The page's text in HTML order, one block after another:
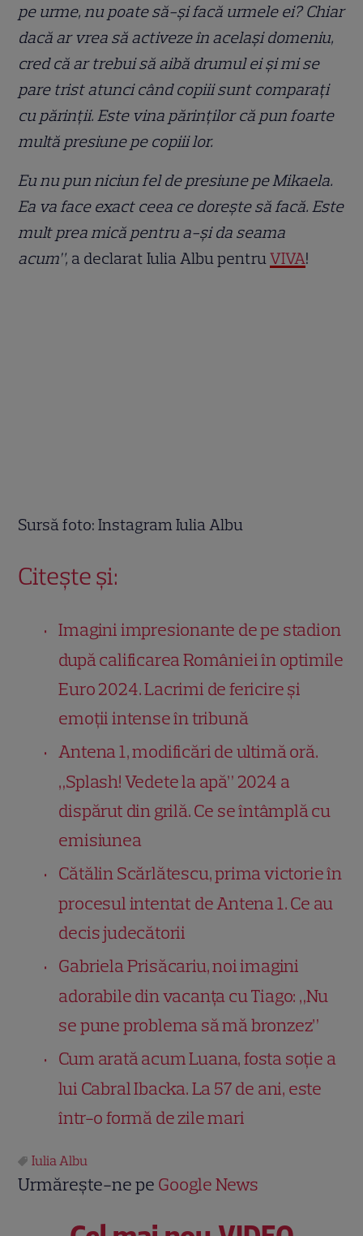
pe urme, nu poate să-și facă urmele ei? Chiar
dacă ar vrea să activeze în același domeniu,
cred că ar trebui să aibă drumul ei și mi se
pare trist atunci când copiii sunt comparați
cu părinții. Este vina părinților că pun foarte
multă presiune pe copiii lor.
Eu nu pun niciun fel de presiune pe Mikaela.
Ea va face exact ceea ce dorește să facă. Este
mult prea mică pentru a-și da seama
acum”, a declarat Iulia Albu pentruVIVA!
Sursă foto: Instagram Iulia Albu
Citește și:
Imagini impresionante de pe stadion
după calificarea României în optimile
Euro 2024. Lacrimi de fericire și
emoții intense în tribună
Antena 1, modificări de ultimă oră.
„Splash! Vedete la apă” 2024 a
dispărut din grilă. Ce se întâmplă cu
emisiunea
Cătălin Scărlătescu, prima victorie în
procesul intentat de Antena 1. Ce au
decis judecătorii
Gabriela Prisăcariu, noi imagini
adorabile din vacanța cu Tiago: „Nu
se pune problema să mă bronzez”
Cum arată acum Luana, fosta soție a
lui Cabral Ibacka. La 57 de ani, este
într-o formă de zile mari
Iulia Albu
Urmărește-ne pe Google News